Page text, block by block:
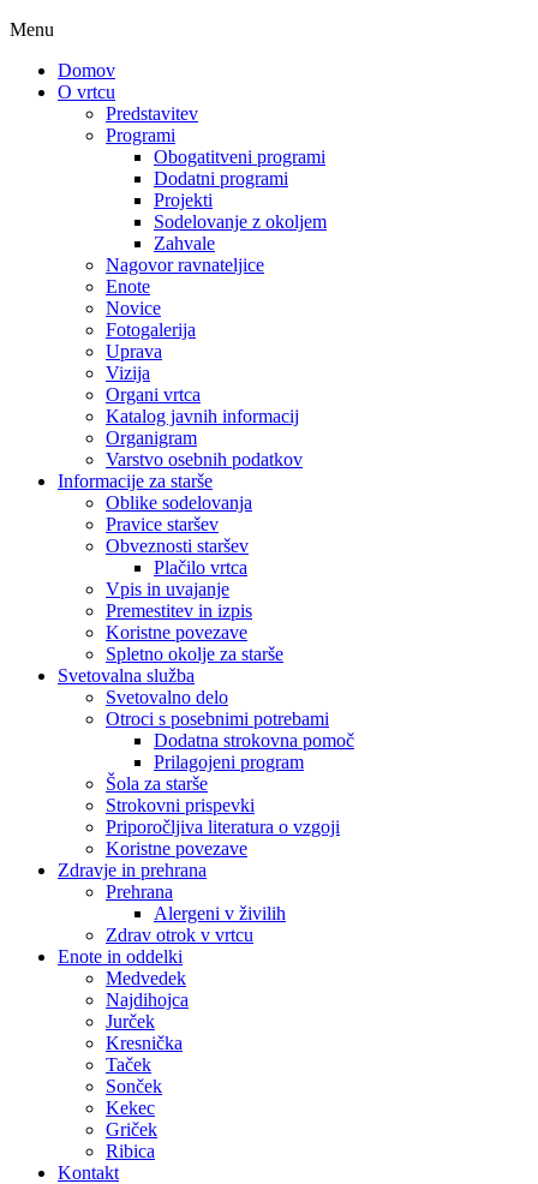
Menu
Domov
O vrtcu
Predstavitev
Programi
Obogatitveni programi
Dodatni programi
Projekti
Sodelovanje z okoljem
Zahvale
Nagovor ravnateljice
Enote
Novice
Fotogalerija
Uprava
Vizija
Organi vrtca
Katalog javnih informacij
Organigram
Varstvo osebnih podatkov
Informacije za starše
Oblike sodelovanja
Pravice staršev
Obveznosti staršev
Plačilo vrtca
Vpis in uvajanje
Premestitev in izpis
Koristne povezave
Spletno okolje za starše
Svetovalna služba
Svetovalno delo
Otroci s posebnimi potrebami
Dodatna strokovna pomoč
Prilagojeni program
Šola za starše
Strokovni prispevki
Priporočljiva literatura o vzgoji
Koristne povezave
Zdravje in prehrana
Prehrana
Alergeni v živilih
Zdrav otrok v vrtcu
Enote in oddelki
Medvedek
Najdihojca
Jurček
Kresnička
Taček
Sonček
Kekec
Griček
Ribica
Kontakt